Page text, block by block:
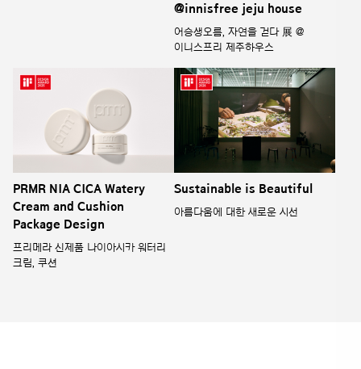
@innisfree jeju house
어승생오름, 자연을 걷다 展 @
이니스프리 제주하우스
PRMR NIA CICA Watery
Cream and Cushion
Package Design
프리메라 신제품 나이아시카 워터리
크림, 쿠션
Sustainable is Beautiful
아름다움에 대한 새로운 시선